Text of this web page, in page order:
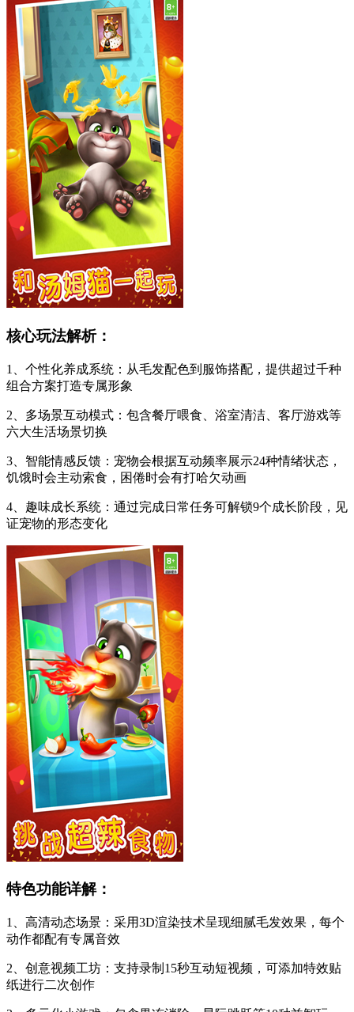
核心玩法解析：
1、个性化养成系统：从毛发配色到服饰搭配，提供超过千种
组合方案打造专属形象
2、多场景互动模式：包含餐厅喂食、浴室清洁、客厅游戏等
六大生活场景切换
3、智能情感反馈：宠物会根据互动频率展示24种情绪状态，
饥饿时会主动索食，困倦时会有打哈欠动画
4、趣味成长系统：通过完成日常任务可解锁9个成长阶段，见
证宠物的形态变化
特色功能详解：
1、高清动态场景：采用3D渲染技术呈现细腻毛发效果，每个
动作都配有专属音效
2、创意视频工坊：支持录制15秒互动短视频，可添加特效贴
纸进行二次创作